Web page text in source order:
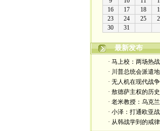
最新发布
· 马上校：两场热
· 川普总统会派遣
· 无人机在现代战
· 敖德萨主权的历
· 老米教授：乌克
· 小泽：打通欧亚
· 从韩战学到的戒